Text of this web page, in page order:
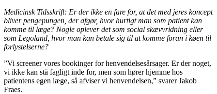
Medicinsk Tidsskrift: Er der ikke en fare for, at det med jeres koncept
bliver pengepungen, der afgør, hvor hurtigt man som patient kan
komme til læge? Nogle oplever det som social skævvridning eller
som Legoland, hvor man kan betale sig til at komme foran i køen til
forlystelserne?
”Vi screener vores bookinger for henvendelsesårsager. Er der noget,
vi ikke kan stå fagligt inde for, men som hører hjemme hos
patientens egen læge, så afviser vi henvendelsen,” svarer Jakob
Fraes.